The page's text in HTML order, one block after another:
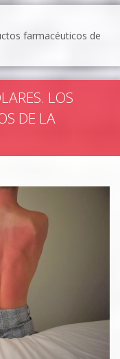
farmacéuticos de
LOS
DE LA